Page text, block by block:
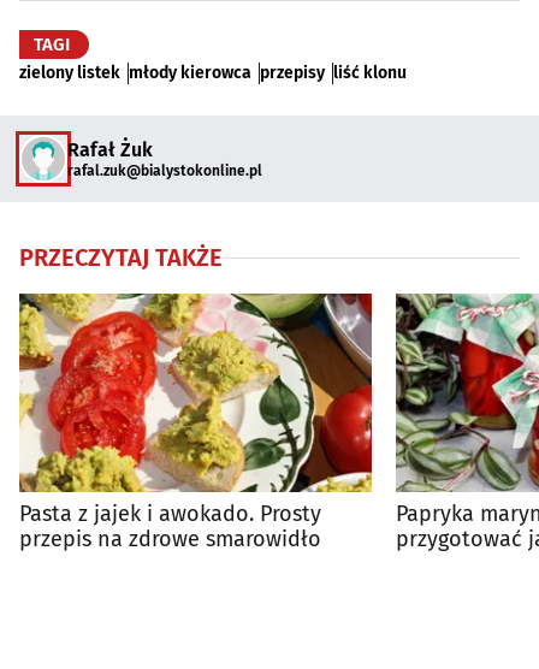
TAGI
zielony listek młody kierowca przepisy liść klonu
Rafał Żuk
rafal.zuk@bialystokonline.pl
PRZECZYTAJ TAKŻE
Pasta z jajek i awokado. Prosty
przepis na zdrowe smarowidło
Papryka
przygotować